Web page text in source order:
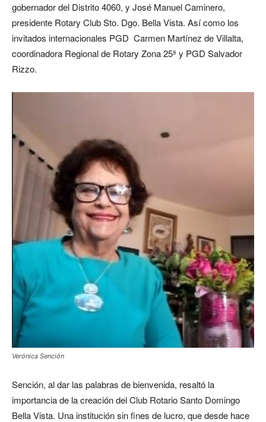
gobernador del Distrito 4060, y José Manuel Caminero,
presidente Rotary Club Sto. Dgo. Bella Vista. Así como los
invitados internacionales PGD Carmen Martínez de Villalta,
coordinadora Regional de Rotary Zona 25ª y PGD Salvador
Rizzo.
Verónica Sención
Sención, al dar las palabras de bienvenida, resaltó la
importancia de la creación del Club Rotario Santo Domingo
Bella Vista. Una institución sin fines de lucro, que desde hace